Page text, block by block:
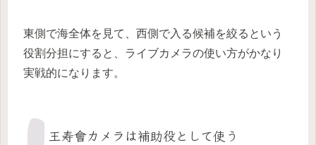
東側で海全体を見て、西側で入る候補を絞るという
役割分担にすると、ライブカメラの使い方がかなり
実戦的になります。
王寿會カメラは補助役として使う